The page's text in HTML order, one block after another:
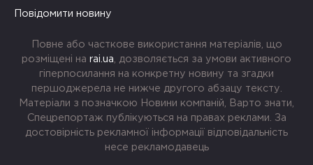
Повідомити новину
Повне або часткове використання матеріалів, що
розміщені на rai.ua , дозволяється за умови активного
гіперпосилання на конкретну новину та згадки
першоджерела не нижче другого абзацу тексту.
Матеріали з позначкою Новини компаній, Варто знати,
Спецрепортаж публікуються на правах реклами. За
достовірність рекламної інформації відповідальність
несе рекламодавець